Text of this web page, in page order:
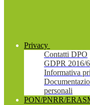
Privacy
Contatti DPO
GDPR 2016/
Informativa
personali
PON/PNRR/